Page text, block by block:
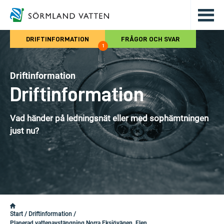
Hoppa till det huvudsakliga
DRIFTINFORMATION
1
FRÅGOR OCH SVAR
Driftinformation
Driftinformation
Vad händer på ledningsnät eller med sophämtningen
just nu?
Start / Driftinformation /